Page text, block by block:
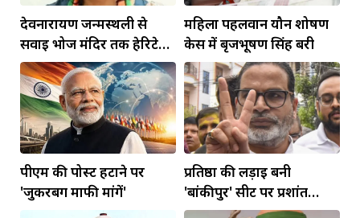
देवनारायण जन्मस्थली से
सवाई भोज मंदिर तक हेरिटेज
कॉरिडोर बनाने की मांग
महिला पहलवान यौन शोषण
केस में बृजभूषण सिंह बरी
पीएम की पोस्ट हटाने पर
'जुकरबर्ग माफी मांगें'
प्रतिष्ठा की लड़ाई बनी
'बांकीपुर' सीट पर प्रशांत
किशोर की जीत